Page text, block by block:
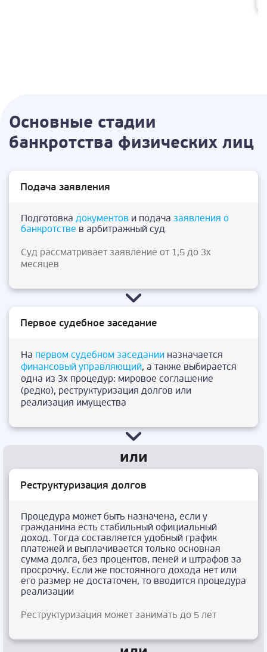
Основные стадии
банкротства физических лиц
Подача заявления
Подготовка документов и подача заявления о
банкротстве в арбитражный суд
Суд рассматривает заявление от 1,5 до 3х
месяцев
Первое судебное заседание
На первом судебном заседании назначается
финансовый управляющий, а также выбирается
одна из 3х процедур: мировое соглашение
(редко), реструктуризация долгов или
реализация имущества
Реструктуризация долгов
Процедура может быть назначена, если у
гражданина есть стабильный официальный
доход. Тогда составляется удобный график
платежей и выплачивается только основная
сумма долга, без процентов, пеней и штрафов за
просрочку. Если же постоянного дохода нет или
его размер не достаточен, то вводится процедура
реализации
Реструктуризация может занимать до 5 лет